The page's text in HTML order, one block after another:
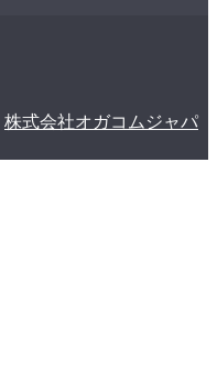
株式会社オガコムジャパ